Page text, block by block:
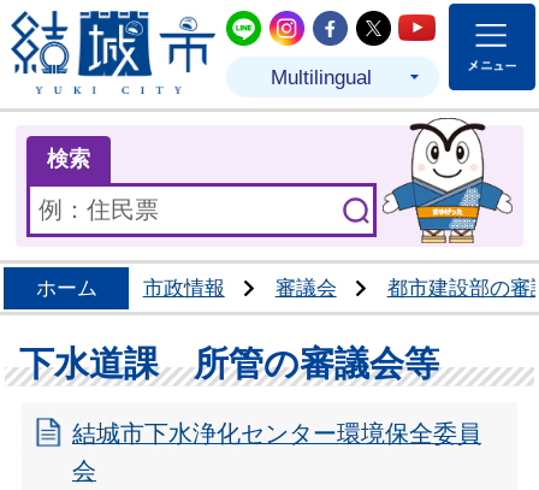
結城市公式LINE
結城市公式Instagram
結城市公式
結城市公式
結城市
Multilingual
検索
ホーム 市政情報 審議会 都市建設部の審
下水道課 所管の審議会等
結城市下水浄化センター環境保全委員
会